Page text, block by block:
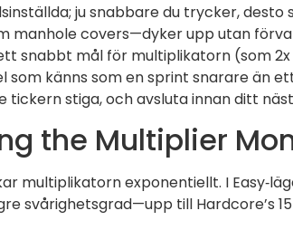
ju snabbare du trycker,
manhole covers—dyker upp utan
snabbt mål för multiplikatorn (som 2x
som känns som en sprint snarare än
tickern stiga, och avsluta innan ditt
the Multiplier
multiplikatorn exponentiellt. I
svårighetsgrad—upp till Hardcore’s